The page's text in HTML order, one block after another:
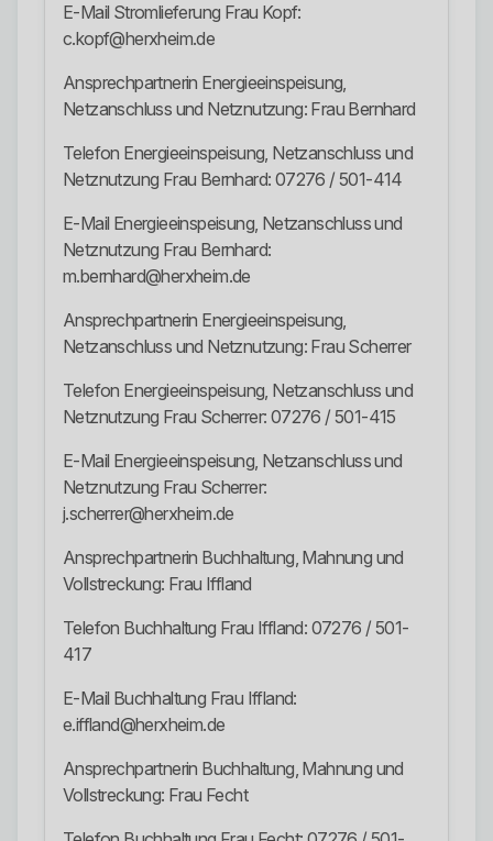
E-Mail Stromlieferung Frau Kopf:
c.kopf@herxheim.de
Ansprechpartnerin Energieeinspeisung,
Netzanschluss und Netznutzung: Frau Bernhard
Telefon Energieeinspeisung, Netzanschluss und
Netznutzung Frau Bernhard: 07276 / 501-414
E-Mail Energieeinspeisung, Netzanschluss und
Netznutzung Frau Bernhard:
m.bernhard@herxheim.de
Ansprechpartnerin Energieeinspeisung,
Netzanschluss und Netznutzung: Frau Scherrer
Telefon Energieeinspeisung, Netzanschluss und
Netznutzung Frau Scherrer: 07276 / 501-415
E-Mail Energieeinspeisung, Netzanschluss und
Netznutzung Frau Scherrer:
j.scherrer@herxheim.de
Ansprechpartnerin Buchhaltung, Mahnung und
Vollstreckung: Frau Iffland
Telefon Buchhaltung Frau Iffland: 07276 / 501-
417
E-Mail Buchhaltung Frau Iffland:
e.iffland@herxheim.de
Ansprechpartnerin Buchhaltung, Mahnung und
Vollstreckung: Frau Fecht